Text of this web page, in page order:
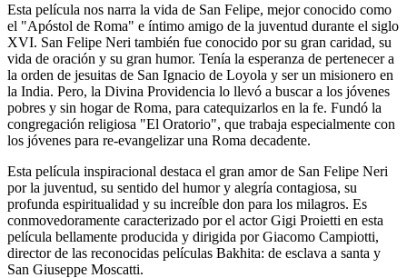
Esta película nos narra la vida de San Felipe, mejor conocido como
el "Apóstol de Roma" e íntimo amigo de la juventud durante el siglo
XVI. San Felipe Neri también fue conocido por su gran caridad, su
vida de oración y su gran humor. Tenía la esperanza de pertenecer a
la orden de jesuitas de San Ignacio de Loyola y ser un misionero en
la India. Pero, la Divina Providencia lo llevó a buscar a los jóvenes
pobres y sin hogar de Roma, para catequizarlos en la fe. Fundó la
congregación religiosa "El Oratorio", que trabaja especialmente con
los jóvenes para re-evangelizar una Roma decadente.
Esta película inspiracional destaca el gran amor de San Felipe Neri
por la juventud, su sentido del humor y alegría contagiosa, su
profunda espiritualidad y su increíble don para los milagros. Es
conmovedoramente caracterizado por el actor Gigi Proietti en esta
película bellamente producida y dirigida por Giacomo Campiotti,
director de las reconocidas películas Bakhita: de esclava a santa y
San Giuseppe Moscatti.